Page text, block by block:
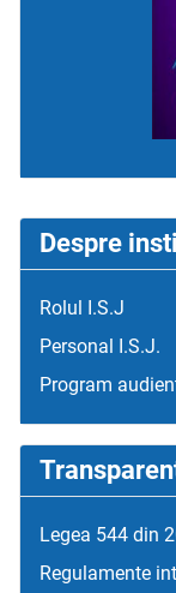
Despre
Rolul I.S.J
Personal I.S.J.
Program
Legea 544 din
Regulamente